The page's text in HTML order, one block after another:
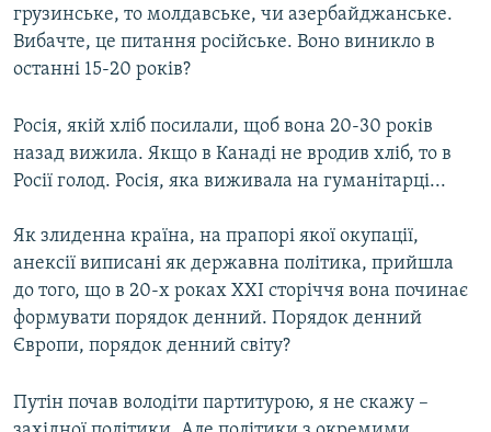
грузинське, то молдавське, чи азербайджанське.
Вибачте, це питання російське. Воно виникло в
останні 15-20 років?
Росія, якій хліб посилали, щоб вона 20-30 років
назад вижила. Якщо в Канаді не вродив хліб, то в
Росії голод. Росія, яка виживала на гуманітарці...
Як злиденна країна, на прапорі якої окупації,
анексії виписані як державна політика, прийшла
до того, що в 20-х роках ХХІ сторіччя вона починає
формувати порядок денний. Порядок денний
Європи, порядок денний світу?
Путін почав володіти партитурою, я не скажу –